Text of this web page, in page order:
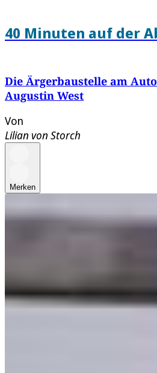
40 Minuten auf der
Die Ärgerbaustelle am
Augustin West
Von
Lilian von Storch
Merken